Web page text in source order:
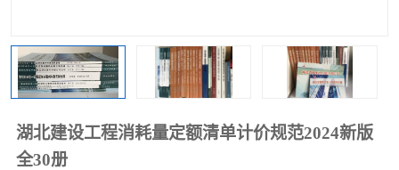
湖北建设工程消耗量定额清单计价规范2024新版
全30册
石油建设安装工程预算定 长输管道工程检修维修预
算定额
山东省工程预算定额 法律图书
电网技改,拆除,检修定额 炼油化工计价依据定额